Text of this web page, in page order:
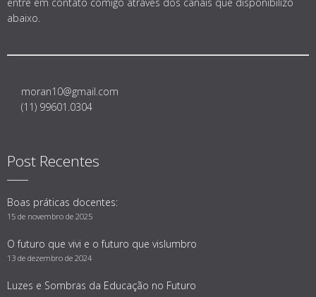
entre em contato comigo através dos canais que disponibilizo
abaixo.
moran10@gmail.com
(11) 99601.0304
Post Recentes
Boas práticas docentes:
15 de novembro de 2025
O futuro que vivi e o futuro que vislumbro
13 de dezembro de 2024
Luzes e Sombras da Educação no Futuro